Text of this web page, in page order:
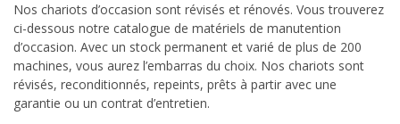
Nos chariots d’occasion sont révisés et rénovés. Vous trouverez
ci-dessous notre catalogue de matériels de manutention
d’occasion. Avec un stock permanent et varié de plus de 200
machines, vous aurez l’embarras du choix. Nos chariots sont
révisés, reconditionnés, repeints, prêts à partir avec une
garantie ou un contrat d’entretien.